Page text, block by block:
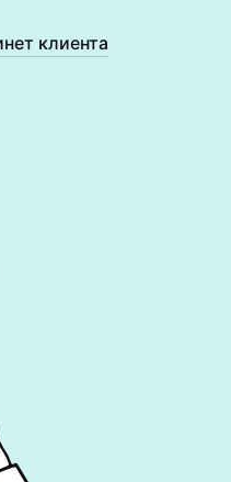
клиента